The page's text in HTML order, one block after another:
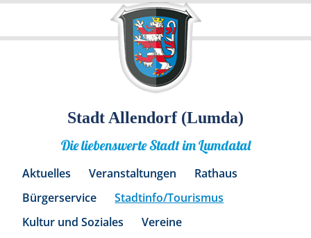
Stadt Allendorf (Lumda)
Die liebenswerte Stadt im Lumdatal
Aktuelles Veranstaltungen
Rathaus
Bürgerservice
Stadtinfo/Tourismus
Kultur und Soziales
Vereine